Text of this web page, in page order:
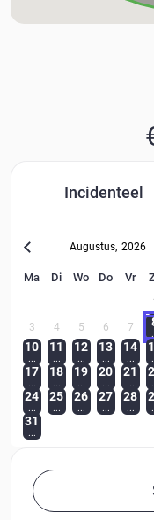
Incidenteel
Augustus, 2026
Ma Di Wo Do Vr
3
4 5 6 7
10 11 12 13 14
17 18 19 20 21
24 25 26 27 28
31